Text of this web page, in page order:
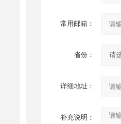
常用邮箱：
省份：
详细地址：
补充说明：